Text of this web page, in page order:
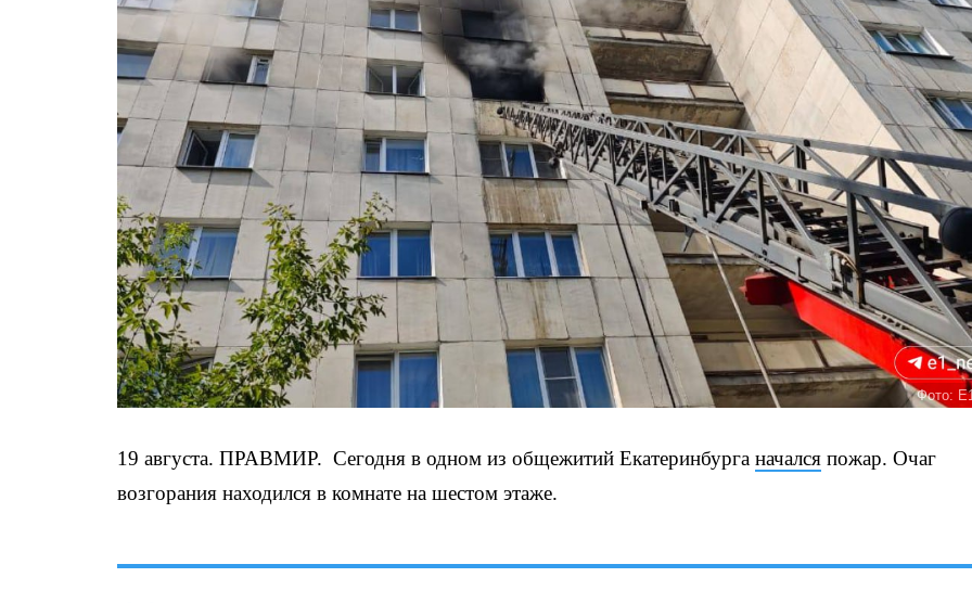
Фото:
19 августа. ПРАВМИР. Сегодня в одном из общежитий Екатеринбурга начался пожар. Очаг
возгорания находился в комнате на шестом этаже.